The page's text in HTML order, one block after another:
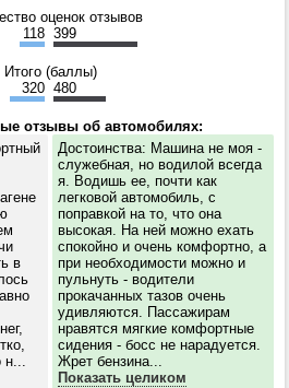
оценок отзывов
118 399
Итого (баллы)
320 480
отзывы об автомобилях:
в
н...
Достоинства: Машина не моя -
служебная, но водилой всегда
я. Водишь ее, почти как
легковой автомобиль, с
поправкой на то, что она
высокая. На ней можно ехать
спокойно и очень комфортно, а
при необходимости можно и
пульнуть - водители
прокачанных тазов очень
удивляются. Пассажирам
нравятся мягкие комфортные
сидения - босс не нарадуется.
Жрет бензина...
Показать целиком